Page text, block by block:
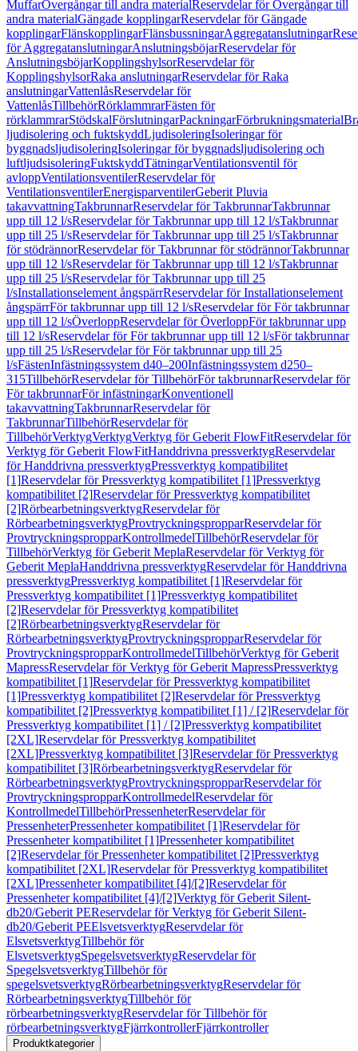
MuffarÖvergångar till andra materialReservdelar för Övergångar till
andra materialGängade kopplingarReservdelar för Gängade
kopplingarFlänskopplingarFlänsbussningarAggregatanslutningar
för AggregatanslutningarAnslutningsböjarReservdelar för
AnslutningsböjarKopplingshylsorReservdelar för
KopplingshylsorRaka anslutningarReservdelar för Raka
anslutningarVattenlåsReservdelar för
VattenlåsTillbehörRörklammrarFästen för
rörklammrarStödskalFörslutningarPackningarFörbrukningsmaterial
ljudisolering och fuktskyddLjudisoleringIsoleringar för
byggnadsljudisoleringIsoleringar för byggnadsljudisolering och
luftljudsisoleringFuktskyddTätningarVentilationsventil för
avloppVentilationsventilerReservdelar för
VentilationsventilerEnergisparventilerGeberit Pluvia
takavvattningTakbrunnarReservdelar för TakbrunnarTakbrunnar
upp till 12 l/sReservdelar för Takbrunnar upp till 12 l/sTakbrunnar
upp till 25 l/sReservdelar för Takbrunnar upp till 25 l/sTakbrunnar
för stödrännorReservdelar för Takbrunnar för stödrännorTakbrunnar
upp till 12 l/sReservdelar för Takbrunnar upp till 12 l/sTakbrunnar
upp till 25 l/sReservdelar för Takbrunnar upp till 25
l/sInstallationselement ångspärrReservdelar för Installationselement
ångspärrFör takbrunnar upp till 12 l/sReservdelar för För takbrunnar
upp till 12 l/sÖverloppReservdelar för ÖverloppFör takbrunnar upp
till 12 l/sReservdelar för För takbrunnar upp till 12 l/sFör takbrunnar
upp till 25 l/sReservdelar för För takbrunnar upp till 25
l/sFästenInfästningssystem d40–200Infästningssystem d250–
315TillbehörReservdelar för TillbehörFör takbrunnarReservdelar för
För takbrunnarFör infästningarKonventionell
takavvattningTakbrunnarReservdelar för
TakbrunnarTillbehörReservdelar för
TillbehörVerktygVerktygVerktyg för Geberit FlowFitReservdelar för
Verktyg för Geberit FlowFitHanddrivna pressverktygReservdelar
för Handdrivna pressverktygPressverktyg kompatibilitet
[1]Reservdelar för Pressverktyg kompatibilitet [1]Pressverktyg
kompatibilitet [2]Reservdelar för Pressverktyg kompatibilitet
[2]RörbearbetningsverktygReservdelar för
RörbearbetningsverktygProvtryckningspropparReservdelar för
ProvtryckningspropparKontrollmedelTillbehörReservdelar för
TillbehörVerktyg för Geberit MeplaReservdelar för Verktyg för
Geberit MeplaHanddrivna pressverktygReservdelar för Handdrivna
pressverktygPressverktyg kompatibilitet [1]Reservdelar för
Pressverktyg kompatibilitet [1]Pressverktyg kompatibilitet
[2]Reservdelar för Pressverktyg kompatibilitet
[2]RörbearbetningsverktygReservdelar för
RörbearbetningsverktygProvtryckningspropparReservdelar för
ProvtryckningspropparKontrollmedelTillbehörVerktyg för Geberit
MapressReservdelar för Verktyg för Geberit MapressPressverktyg
kompatibilitet [1]Reservdelar för Pressverktyg kompatibilitet
[1]Pressverktyg kompatibilitet [2]Reservdelar för Pressverktyg
kompatibilitet [2]Pressverktyg kompatibilitet [1] / [2]Reservdelar för
Pressverktyg kompatibilitet [1] / [2]Pressverktyg kompatibilitet
[2XL]Reservdelar för Pressverktyg kompatibilitet
[2XL]Pressverktyg kompatibilitet [3]Reservdelar för Pressverktyg
kompatibilitet [3]RörbearbetningsverktygReservdelar för
RörbearbetningsverktygProvtryckningspropparReservdelar för
ProvtryckningspropparKontrollmedelReservdelar för
KontrollmedelTillbehörPressenheterReservdelar för
PressenheterPressenheter kompatibilitet [1]Reservdelar för
Pressenheter kompatibilitet [1]Pressenheter kompatibilitet
[2]Reservdelar för Pressenheter kompatibilitet [2]Pressverktyg
kompatibilitet [2XL]Reservdelar för Pressverktyg kompatibilitet
[2XL]Pressenheter kompatibilitet [4]/[2]Reservdelar för
Pressenheter kompatibilitet [4]/[2]Verktyg för Geberit Silent-
db20/Geberit PEReservdelar för Verktyg för Geberit Silent-
db20/Geberit PEElsvetsverktygReservdelar för
ElsvetsverktygTillbehör för
ElsvetsverktygSpegelsvetsverktygReservdelar för
SpegelsvetsverktygTillbehör för
spegelsvetsverktygRörbearbetningsverktygReservdelar för
RörbearbetningsverktygTillbehör för
rörbearbetningsverktygReservdelar för Tillbehör för
rörbearbetningsverktygFjärrkontrollerFjärrkontroller
Produktkategorier